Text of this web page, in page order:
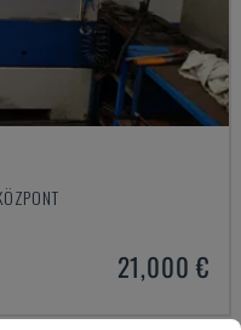
21,000 €